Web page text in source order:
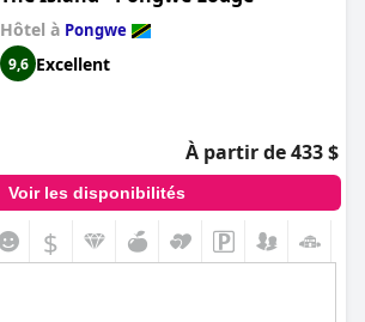
Hôtel à Pongwe
9,6 Excellent
À partir de 433 $
Voir les disponibilités
$